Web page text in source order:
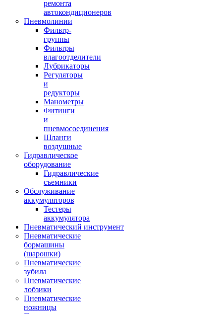
ремонта
автокондиционеров
Пневмолинии
Фильтр-
группы
Фильтры
влагоотделители
Лубрикаторы
Регуляторы
и
редукторы
Манометры
Фитинги
и
пневмосоединения
Шланги
воздушные
Гидравлическое
оборудование
Гидравлические
съемники
Обслуживание
аккумуляторов
Тестеры
аккумулятора
Пневматический инструмент
Пневматические
бормашины
(шарошки)
Пневматические
зубила
Пневматические
лобзики
Пневматические
ножницы